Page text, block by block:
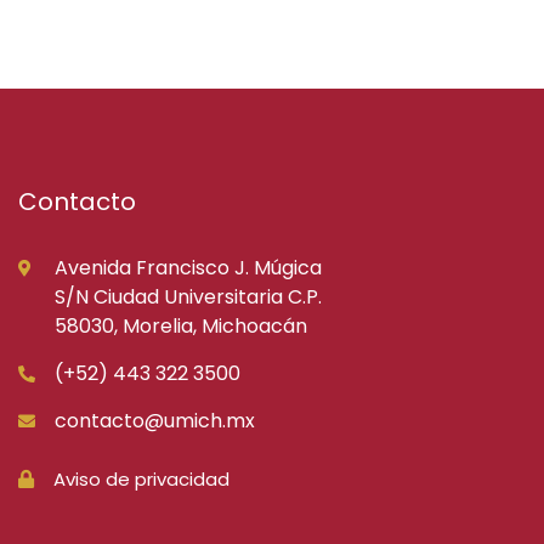
Contacto
Avenida Francisco J. Múgica
S/N Ciudad Universitaria C.P.
58030, Morelia, Michoacán
(+52) 443 322 3500
contacto@umich.mx
Aviso de privacidad